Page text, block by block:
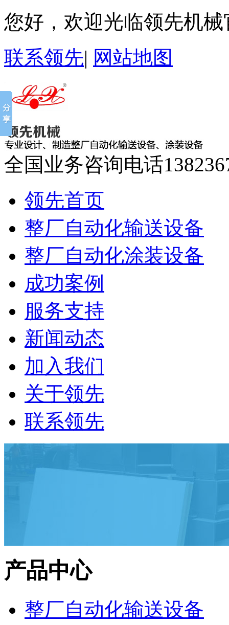
您好，欢迎光临领先机械
联系领先| 网站地图
全国业务咨询电话
领先首页
整厂自动化输送设备
整厂自动化涂装设备
成功案例
服务支持
新闻动态
加入我们
关于领先
联系领先
产品中心
整厂自动化输送设备